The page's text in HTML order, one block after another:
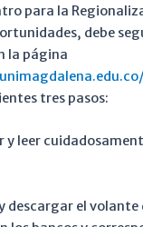
para la
debe
la página
tres pasos:
y leer
descargar el